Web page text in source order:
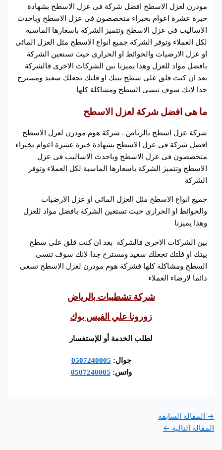
مودرن لعزل الاسطح افضل شركة فى عزل الاسطح بشهادة
خبرة عشرة اعوام بخبراء متخصصون فى عزل الاسطح وباحدث
الاساليب فى عزل الاسطح وتتميز الشركة باسعارها الماسبة
لكل العملاء وتوفر الشركة جميع انواع الاسطح مثل العزل المائى
او عزل الارضيات والحوائط او الحرارى حيث تستعين الشركة
بافضل مواد للعزل وهذا يميزنا بين الشركات الاخرى فالشركة
بعد ان كنت قلق على سطح بيتك او فلتك تجعلك سعيد ومسترح
جدا لانك سوف تنسى السطح ومشاكلة كلها
ما هى افضل شركة لعزل الاسطح
شركة عزل اسطح بالرياض . شركة هوم مودرن لعزل الاسطح
افضل شركة فى عزل الاسطح بشهادة خبرة عشرة اعوام بخبراء
متخصصون فى عزل الاسطح وباحدث الاساليب فى عزل
الاسطح وتتميز الشركة باسعارها الماسبة لكل العملاء وتوفر
الشركة
جميع انواع الاسطح مثل العزل المائى او عزل الارضيات
والحوائط او الحرارى حيث تستعين الشركة بافضل مواد للعزل
وهذا يميزنا
بين الشركات الاخرى فالشركة بعد ان كنت قلق على سطح
بيتك او فلتك تجعلك سعيد ومسترح جدا لانك سوف تنسى
السطح ومشاكلة كلها فشركة هوم مودرن لعزل الاسطح تسعى
دائما لارضاء العملاء
شركة تشطيبات بالرياض
زورونا علي الفيس بوك
لطلب الخدمة أو للإستفسار
جوال: 0507240005
واتس: 0507240005
→ المقالة السابقة
المقالة التالية ←